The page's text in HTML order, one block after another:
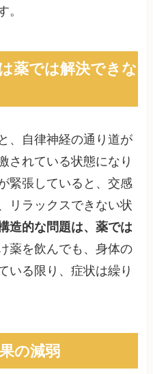
。
薬では解決できな
、自律神経の通り道が
されている状態になり
緊張していると、交感
リラックスできない状
造的な問題は、薬では
薬を飲んでも、身体の
いる限り、症状は繰り
の減弱